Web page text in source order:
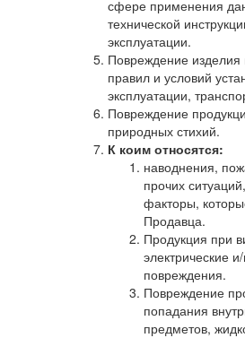
сфере применения
технической
эксплуатации.
Повреждение
правил и условий
эксплуатации,
Повреждение
природных стихий.
К коим относятся:
наводнения,
прочих
факторы,
Продавца.
Продукция при
электрические
повреждения.
Повреждение
попадания
предметов,